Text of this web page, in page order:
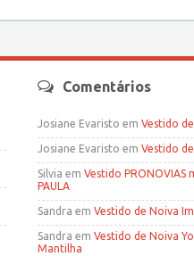
Comentários
Josiane Evaristo em Vestido
Josiane Evaristo em Vestido
Silvia em Vestido PRONOVIAS
PAULA
Sandra em Vestido de Noiva
Sandra em Vestido de Noiva
Mantilha